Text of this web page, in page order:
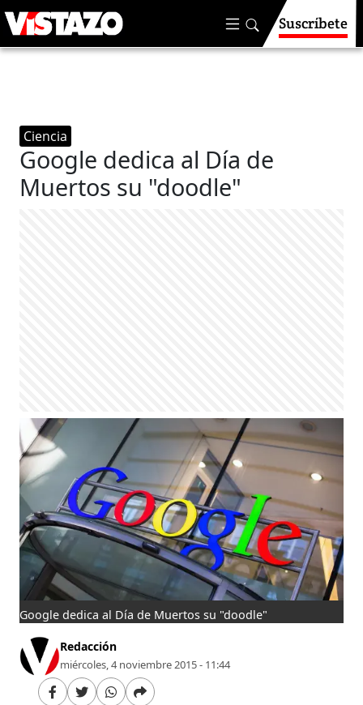
Suscríbete
Ciencia
Google dedica al Día de
Muertos su "doodle"
Google dedica al Día de Muertos su "doodle"
Redacción
miércoles, 4 noviembre 2015 - 11:44